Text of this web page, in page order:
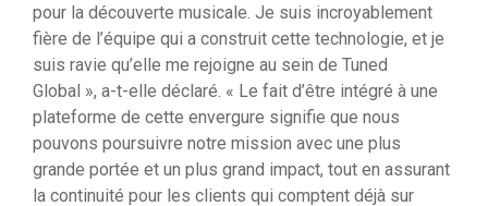
pour la découverte musicale. Je suis incroyablement
fière de l’équipe qui a construit cette technologie, et je
suis ravie qu’elle me rejoigne au sein de Tuned
Global », a-t-elle déclaré. « Le fait d’être intégré à une
plateforme de cette envergure signifie que nous
pouvons poursuivre notre mission avec une plus
grande portée et un plus grand impact, tout en assurant
la continuité pour les clients qui comptent déjà sur